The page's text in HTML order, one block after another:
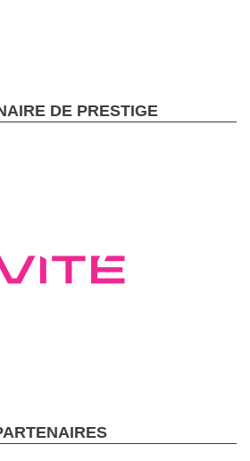
DE PRESTIGE